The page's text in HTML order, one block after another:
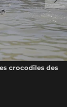
crocodiles des